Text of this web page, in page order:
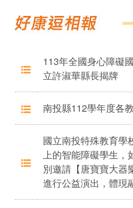
113年全國身心障礙
立許淑華縣長揭牌
南投縣112學年度各
國立南投特殊教育學
上的智能障礙學生，
別邀請【唐寶寶大器
進行公益演出，體現